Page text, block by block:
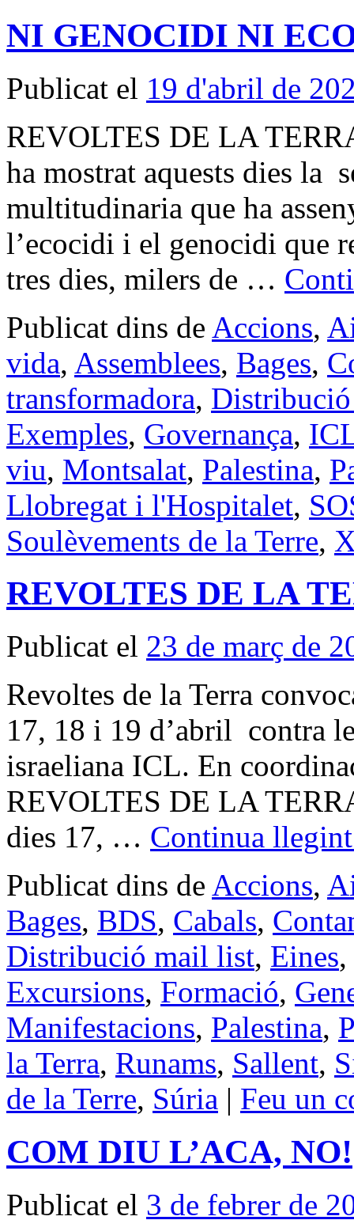
NI GENOCIDI NI
Publicat el 19 d'abril de
REVOLTES DE LA
ha mostrat aquests dies la
multitudinaria que ha
l’ecocidi i el genocidi que
tres dies, milers de …
Publicat dins de Accions,
vida, Assemblees, Bages,
transformadora,
Exemples, Governança,
viu, Montsalat, Palestina,
Llobregat i l'Hospitalet,
Soulèvements de la Terre,
REVOLTES DE LA
Publicat el 23 de març de
Revoltes de la Terra
17, 18 i 19 d’abril contra
israeliana ICL. En
REVOLTES DE LA
dies 17, … Continua
Publicat dins de Accions,
Bages, BDS, Cabals,
Distribució mail list, Eines,
Excursions, Formació,
Manifestacions, Palestina,
la Terra, Runams, Sallent,
de la Terre, Súria | Feu un
COM DIU L’ACA, NO!
Publicat el 3 de febrer de